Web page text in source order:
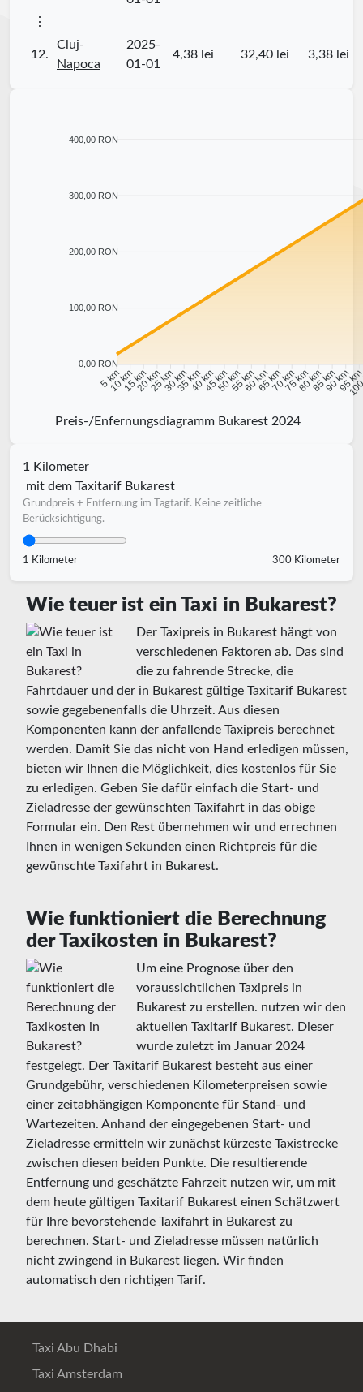
⋮
12.
Cluj-
Napoca
2025-
01-01
4,38 lei 32,40 lei 3,38 lei
400,00 RON
300,00 RON
200,00 RON
100,00 RON
0,00 RON
5 km
10 km15 km20 km25 km30 km35 km40 km45 km50 km55 km60 km65 km70 km75 km80 km85 km90 km
95
Preis-/Enfernungsdiagramm Bukarest 2024
1 Kilometer
mit dem Taxitarif Bukarest
Grundpreis + Entfernung im Tagtarif. Keine zeitliche
Berücksichtigung.
1 Kilometer 300 Kilometer
Wie teuer ist ein Taxi in Bukarest?
Der Taxipreis in Bukarest hängt von
verschiedenen Faktoren ab. Das sind
die zu fahrende Strecke, die
Fahrtdauer und der in Bukarest gültige Taxitarif Bukarest
sowie gegebenenfalls die Uhrzeit. Aus diesen
Komponenten kann der anfallende Taxipreis berechnet
werden. Damit Sie das nicht von Hand erledigen müssen,
bieten wir Ihnen die Möglichkeit, dies kostenlos für Sie
zu erledigen. Geben Sie dafür einfach die Start- und
Zieladresse der gewünschten Taxifahrt in das obige
Formular ein. Den Rest übernehmen wir und errechnen
Ihnen in wenigen Sekunden einen Richtpreis für die
gewünschte Taxifahrt in Bukarest.
Wie funktioniert die Berechnung
der Taxikosten in Bukarest?
Um eine Prognose über den
voraussichtlichen Taxipreis in
Bukarest zu erstellen. nutzen wir den
aktuellen Taxitarif Bukarest. Dieser
wurde zuletzt im Januar 2024
festgelegt. Der Taxitarif Bukarest besteht aus einer
Grundgebühr, verschiedenen Kilometerpreisen sowie
einer zeitabhängigen Komponente für Stand- und
Wartezeiten. Anhand der eingegebenen Start- und
Zieladresse ermitteln wir zunächst kürzeste Taxistrecke
zwischen diesen beiden Punkte. Die resultierende
Entfernung und geschätzte Fahrzeit nutzen wir, um mit
dem heute gültigen Taxitarif Bukarest einen Schätzwert
für Ihre bevorstehende Taxifahrt in Bukarest zu
berechnen. Start- und Zieladresse müssen natürlich
nicht zwingend in Bukarest liegen. Wir finden
automatisch den richtigen Tarif.
Taxi Abu Dhabi
Taxi Amsterdam